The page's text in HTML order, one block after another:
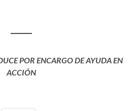
POR ENCARGO DE AYUDA EN
ACCIÓN